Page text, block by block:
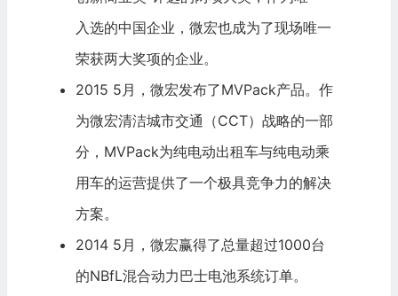
入选的中国企业，微宏也成为了现场唯一
荣获两大奖项的企业。
2015 5月，微宏发布了MVPack产品。作
为微宏清洁城市交通（CCT）战略的一部
分，MVPack为纯电动出租车与纯电动乘
用车的运营提供了一个极具竞争力的解决
方案。
2014 5月，微宏赢得了总量超过1000台
的NBfL混合动力巴士电池系统订单。